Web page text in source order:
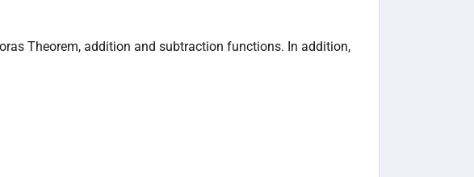
Theorem, addition and subtraction functions. In addition,